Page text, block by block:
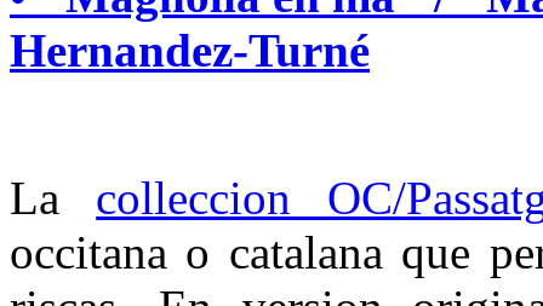
Hernandez-Turné
La colleccion OC/
occitana o catalana que